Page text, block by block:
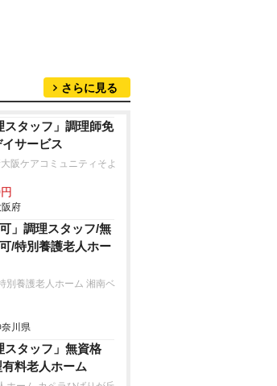
さらに見る
スタッフ」調理師免
サービス
阪ケアコミュニティそよ
府
可」調理スタッフ/無
/特別養護老人ホー
別養護老人ホーム 湘南ベ
川県
スタッフ」無資格
料老人ホーム